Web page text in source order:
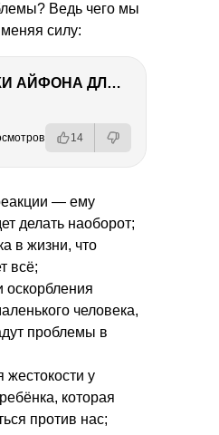
Ведь чего мы
силу:
НАСТРОЙКИ АЙФОНА ДЛЯ ФОТО И ВИДЕО
14
— ему
делать наоборот;
в жизни, что
всё;
человека,
проблемы в
у
которая
против нас;